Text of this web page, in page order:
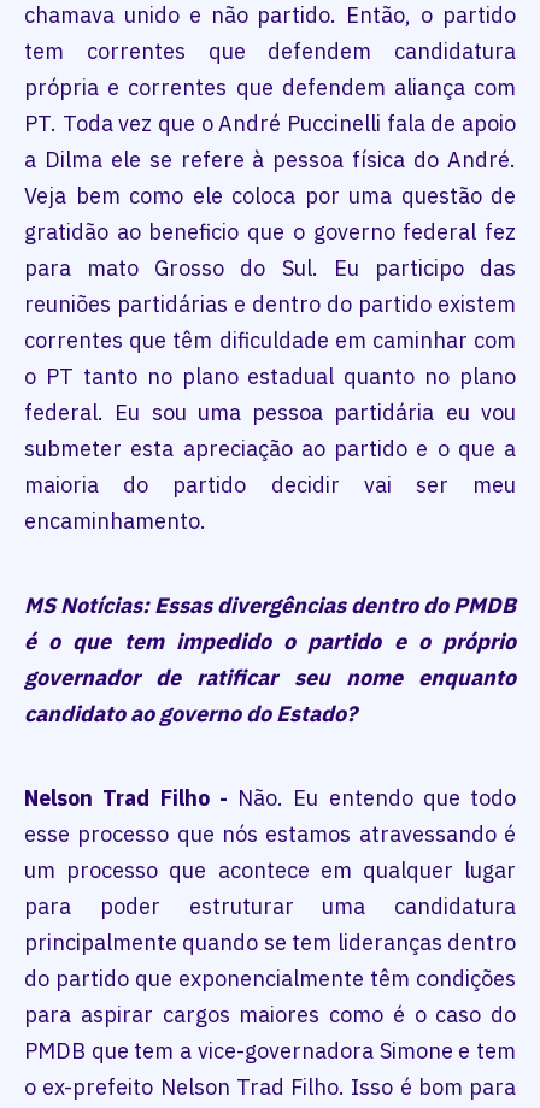
chamava unido e não partido. Então, o partido
tem correntes que defendem candidatura
própria e correntes que defendem aliança com
PT. Toda vez que o André Puccinelli fala de apoio
a Dilma ele se refere à pessoa física do André.
Veja bem como ele coloca por uma questão de
gratidão ao beneficio que o governo federal fez
para mato Grosso do Sul. Eu participo das
reuniões partidárias e dentro do partido existem
correntes que têm dificuldade em caminhar com
o PT tanto no plano estadual quanto no plano
federal. Eu sou uma pessoa partidária eu vou
submeter esta apreciação ao partido e o que a
maioria do partido decidir vai ser meu
encaminhamento.
MS Notícias: Essas divergências dentro do PMDB
é o que tem impedido o partido e o próprio
governador de ratificar seu nome enquanto
candidato ao governo do Estado?
Nelson Trad Filho - Não. Eu entendo que todo
esse processo que nós estamos atravessando é
um processo que acontece em qualquer lugar
para poder estruturar uma candidatura
principalmente quando se tem lideranças dentro
do partido que exponencialmente têm condições
para aspirar cargos maiores como é o caso do
PMDB que tem a vice-governadora Simone e tem
o ex-prefeito Nelson Trad Filho. Isso é bom para